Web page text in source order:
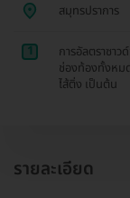
สมุทรปราการ
1
การอัลตราซา
ช่องท้องทั้งหม
ไส้ติ่ง เป็นต้น
รายละเอียด